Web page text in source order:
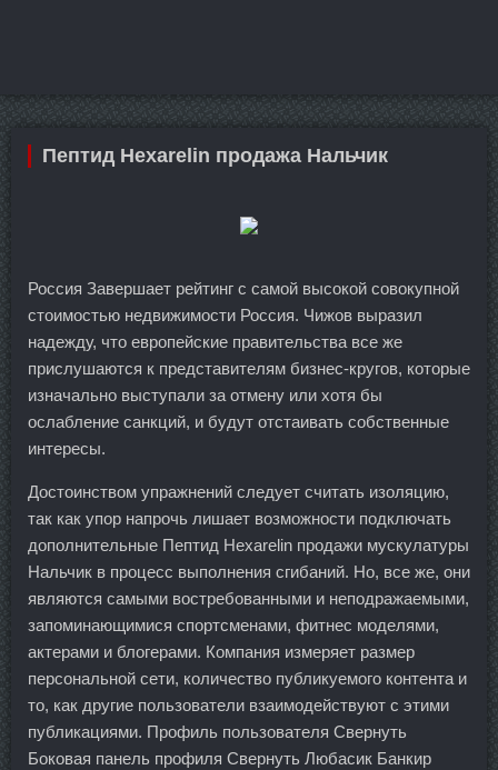
Пептид Hexarelin продажа Нальчик
Россия Завершает рейтинг с самой высокой совокупной
стоимостью недвижимости Россия. Чижов выразил
надежду, что европейские правительства все же
прислушаются к представителям бизнес-кругов, которые
изначально выступали за отмену или хотя бы
ослабление санкций, и будут отстаивать собственные
интересы.
Достоинством упражнений следует считать изоляцию,
так как упор напрочь лишает возможности подключать
дополнительные Пептид Hexarelin продажи мускулатуры
Нальчик в процесс выполнения сгибаний. Но, все же, они
являются самыми востребованными и неподражаемыми,
запоминающимися спортсменами, фитнес моделями,
актерами и блогерами. Компания измеряет размер
персональной сети, количество публикуемого контента и
то, как другие пользователи взаимодействуют с этими
публикациями. Профиль пользователя Свернуть
Боковая панель профиля Свернуть Любасик Банкир